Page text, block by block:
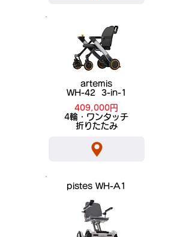
artemis
WH-42 3-in-1
409,000円
​4輪・ワンタッチ
折りたたみ
pistes WH-A1